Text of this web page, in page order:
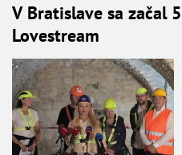
V Bratislave sa začal
Lovestream